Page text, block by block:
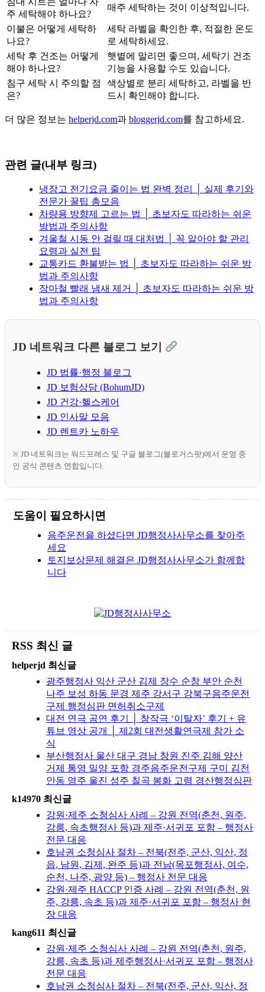
주 세탁해야 하나요?
매주 세탁하는 것이 이상적입니다.
이불은 어떻게 세탁하
나요?
세탁 라벨을 확인한 후, 적절한 온도
로 세탁하세요.
세탁 후 건조는 어떻게
해야 하나요?
햇볕에 말리면 좋으며, 세탁기 건조
기능을 사용할 수도 있습니다.
침구 세탁 시 주의할 점
은?
색상별로 분리 세탁하고, 라벨을 반
드시 확인해야 합니다.
더 많은 정보는 helperjd.com과 bloggerjd.com를 참고하세요.
관련 글(내부 링크)
냉장고 전기요금 줄이는 법 완벽 정리 │ 실제 후기와
전문가 꿀팁 총모음
차량용 방향제 고르는 법 │ 초보자도 따라하는 쉬운
방법과 주의사항
겨울철 시동 안 걸릴 때 대처법 │ 꼭 알아야 할 관리
요령과 실전 팁
교통카드 환불받는 법 │ 초보자도 따라하는 쉬운 방
법과 주의사항
장마철 빨래 냄새 제거 │ 초보자도 따라하는 쉬운 방
법과 주의사항
JD 네트워크 다른 블로그 보기
JD 법률·행정 블로그
JD 보험상담 (BohumJD)
JD 건강·헬스케어
JD 인사말 모음
JD 렌트카 노하우
※ JD 네트워크는 워드프레스 및 구글 블로그(블로거스팟)에서 운영 중
인 공식 콘텐츠 연합입니다.
도움이 필요하시면
음주운전을 하셨다면 JD행정사사무소를 찾아주
세요
토지보상문제 해결은 JD행정사사무소가 함께합
니다
RSS 최신 글
helperjd 최신글
광주행정사 익산 군산 김제 장수 순창 부안 순천
나주 보성 하동 문경 제주 강서구 강북구음주운전
구제 행정심판 면허취소구제
대전 연극 공연 후기 │ 창작극 ‘이탈자’ 후기 + 유
튜브 영상 공개 │ 제2회 대전생활연극제 참가 소
식
부산행정사 울산 대구 경남 창원 진주 김해 양산
거제 통영 밀양 포항 경주음주운전구제 구미 김천
안동 영주 울진 성주 칠곡 봉화 고령 경산행정심판
k14970 최신글
강원·제주 소청심사 사례 – 강원 전역(춘천, 원주,
강릉, 속초행정사 등)과 제주·서귀포 포함 – 행정사
전문 대응
호남권 소청심사 절차 – 전북(전주, 군산, 익산, 정
읍, 남원, 김제, 완주 등)과 전남(목포행정사, 여수,
순천, 나주, 광양 등) – 행정사 전문 대응
강원·제주 HACCP 인증 사례 – 강원 전역(춘천, 원
주, 강릉, 속초 등)과 제주·서귀포 포함 – 행정사 현
장 대응
kang611 최신글
강원·제주 소청심사 사례 – 강원 전역(춘천, 원주,
강릉, 속초 등)과 제주행정사·서귀포 포함 – 행정사
전문 대응
호남권 소청심사 절차 – 전북(전주, 군산, 익산, 정